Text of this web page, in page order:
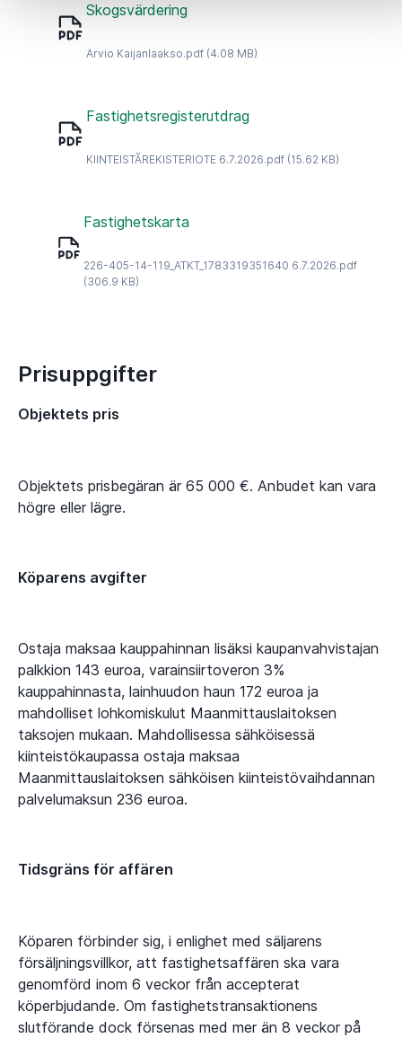
Skogsvärdering
Arvio Kaijanlaakso.pdf (4.08 MB)
Fastighetsregisterutdrag
KIINTEISTÃREKISTERIOTE 6.7.2026.pdf (15.62 KB)
Fastighetskarta
226-405-14-119_ATKT_1783319351640 6.7.2026.pdf
(306.9 KB)
Prisuppgifter
Objektets pris
Objektets prisbegäran är 65 000 €. Anbudet kan vara
högre eller lägre.
Köparens avgifter
Ostaja maksaa kauppahinnan lisäksi kaupanvahvistajan
palkkion 143 euroa, varainsiirtoveron 3%
kauppahinnasta, lainhuudon haun 172 euroa ja
mahdolliset lohkomiskulut Maanmittauslaitoksen
taksojen mukaan. Mahdollisessa sähköisessä
kiinteistökaupassa ostaja maksaa
Maanmittauslaitoksen sähköisen kiinteistövaihdannan
palvelumaksun 236 euroa.
Tidsgräns för affären
Köparen förbinder sig, i enlighet med säljarens
försäljningsvillkor, att fastighetsaffären ska vara
genomförd inom 6 veckor från accepterat
köperbjudande. Om fastighetstransaktionens
slutförande dock försenas med mer än 8 veckor på